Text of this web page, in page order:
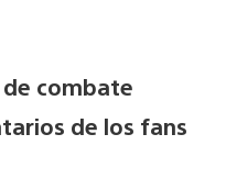
combate
de los fans